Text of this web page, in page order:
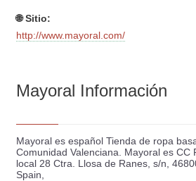
🌐 Sitio:
http://www.mayoral.com/
Mayoral Información
Mayoral es español Tienda de ropa
Comunidad Valenciana. Mayoral es CC
local 28 Ctra. Llosa de Ranes, s/n,
Spain,